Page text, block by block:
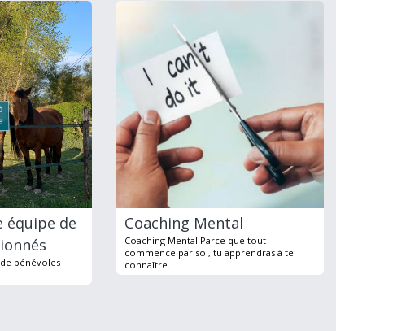
équipe de
bénévoles
Coaching Mental
Coaching Mental Parce que tout
commence par soi, tu apprendras à te
connaître.